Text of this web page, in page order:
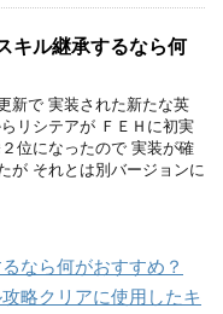
キル継承するなら何
新で 実装された新たな英
リシテアが ＦＥＨに初実
位になったので 実装が確
が それとは別バージョンに
なら何がおすすめ？
略クリアに使用したキ